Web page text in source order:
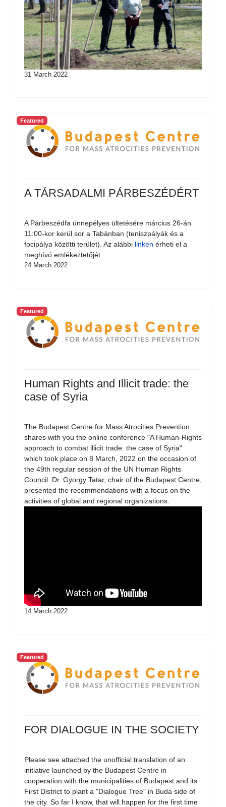
31 March 2022
Featured
A TÁRSADALMI PÁRBESZÉDÉRT
A Párbeszédfa ünnepélyes ültetésére március 26-án
11:00-kor kerül sor a Tabánban (teniszpályák és a
focipálya közötti terület). Az alábbi linken érheti el a
meghívó emlékeztetőjét.
24 March 2022
Featured
Human Rights and Illicit trade: the
case of Syria
The Budapest Centre for Mass Atrocities Prevention
shares with you the online conference "A Human-Rights
approach to combat illicit trade: the case of Syria"
which took place on 8 March, 2022 on the occasion of
the 49th regular session of the UN Human Rights
Council. Dr. Gyorgy Tatar, chair of the Budapest Centre,
presented the recommendations with a focus on the
activities of global and regional organizations.
14 March 2022
Featured
FOR DIALOGUE IN THE SOCIETY
Please see attached the unofficial translation of an
initiative launched by the Budapest Centre in
cooperation with the municipalities of Budapest and its
First District to plant a "Dialogue Tree" in Buda side of
the city. So far I know, that will happen for the first time